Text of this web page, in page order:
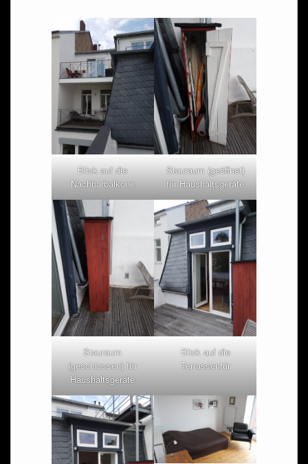
Blick auf die
Nachbarbalkone
Stauraum (geöffnet)
für Haushaltsgeräte
Stauraum
(geschlossen) für
Haushaltsgeräte
Blick auf die
Terrassentür